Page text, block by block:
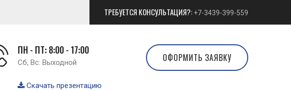
ТРЕБУЕТСЯ КОНСУЛЬТАЦИЯ?: +7-3439-399-559
ПН - ПТ: 8:00 - 17:00
Сб, Вс: Выходной
Скачать презентацию
ОФОРМИТЬ ЗАЯВКУ